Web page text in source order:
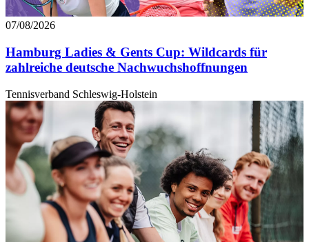
07/08/2026
Hamburg Ladies & Gents Cup: Wildcards für
zahlreiche deutsche Nachwuchshoffnungen
Tennisverband Schleswig-Holstein